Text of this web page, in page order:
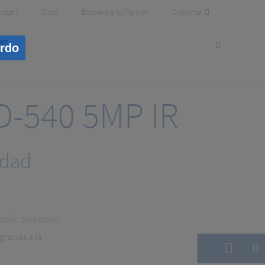
Store Encuentra tu Partner Idioma
540 5MP IR
detección
a la